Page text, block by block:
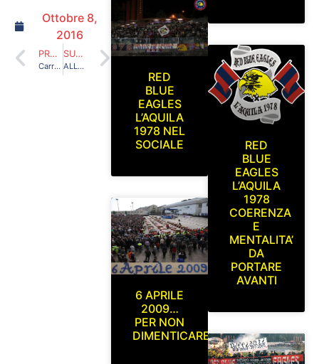
Ottobre 8,
2016
PRECEDENTE
Carrarese-L’Aquila 6-3-2016
SUCCESSIVO
ALLENAMENTO IN VISTA DEL RITORNO PLAY OUT RIMINI-L’AQUILA STADIO GRAN SASSO D’ITALIA MERCOLEDI 25 MAGGIO 2016
RED
BLUE
EAGLES
L’AQUILA
1978 NEL
SOCIALE
6 APRILE
2009…
PER NON
DIMENTICARE
RED
BLUE
EAGLES
L’AQUILA
1978
COERENZA
E
MENTALITA’
DA
PORTARE
AVANTI